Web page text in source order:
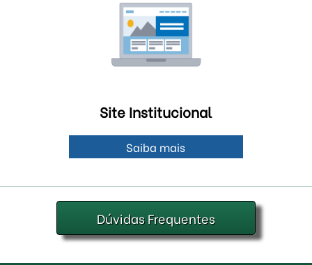
Site Institucional
Saiba mais
Dúvidas Frequentes